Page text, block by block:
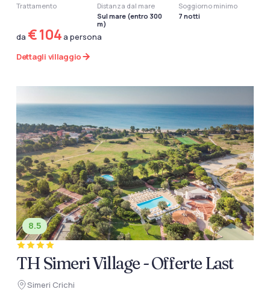
Trattamento
Distanza dal mare
Sul mare (entro 300
m)
Soggiorno minimo
7 notti
da € 104a persona
Dettagli villaggio
8.5
TH Simeri Village - Offerte Last
Simeri Crichi